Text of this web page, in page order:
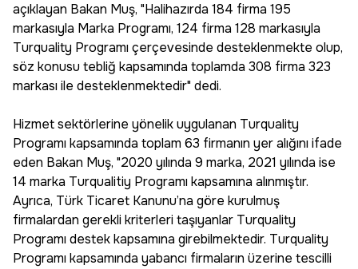
açıklayan Bakan Muş, "Halihazırda 184 firma 195
markasıyla Marka Programı, 124 firma 128 markasıyla
Turquality Programı çerçevesinde desteklenmekte olup,
söz konusu tebliğ kapsamında toplamda 308 firma 323
markası ile desteklenmektedir" dedi.
Hizmet sektörlerine yönelik uygulanan Turquality
Programı kapsamında toplam 63 firmanın yer alığını ifade
eden Bakan Muş, "2020 yılında 9 marka, 2021 yılında ise
14 marka Turqualitiy Programı kapsamına alınmıştır.
Ayrıca, Türk Ticaret Kanunu’na göre kurulmuş
firmalardan gerekli kriterleri taşıyanlar Turquality
Programı destek kapsamına girebilmektedir. Turquality
Programı kapsamında yabancı firmaların üzerine tescilli